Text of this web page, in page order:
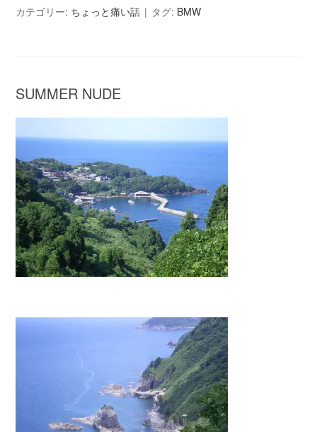
カテゴリー: ちょっと痛い話 タグ: BMW
SUMMER NUDE